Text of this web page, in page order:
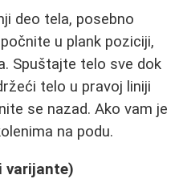
deo tela, posebno
u plank poziciji,
Spuštajte telo sve dok
telo u pravoj liniji
se nazad. Ako vam je
na podu.
varijante)